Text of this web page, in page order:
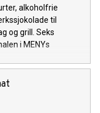
alkoholfrie
til
og grill. Seks
i MENYs